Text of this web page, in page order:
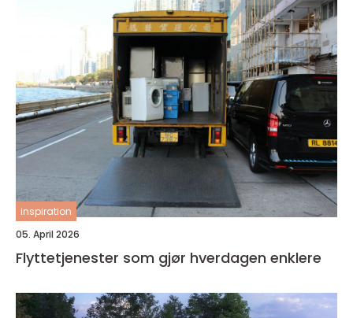
inspiration
05. April 2026
Flyttetjenester som gjør hverdagen enklere